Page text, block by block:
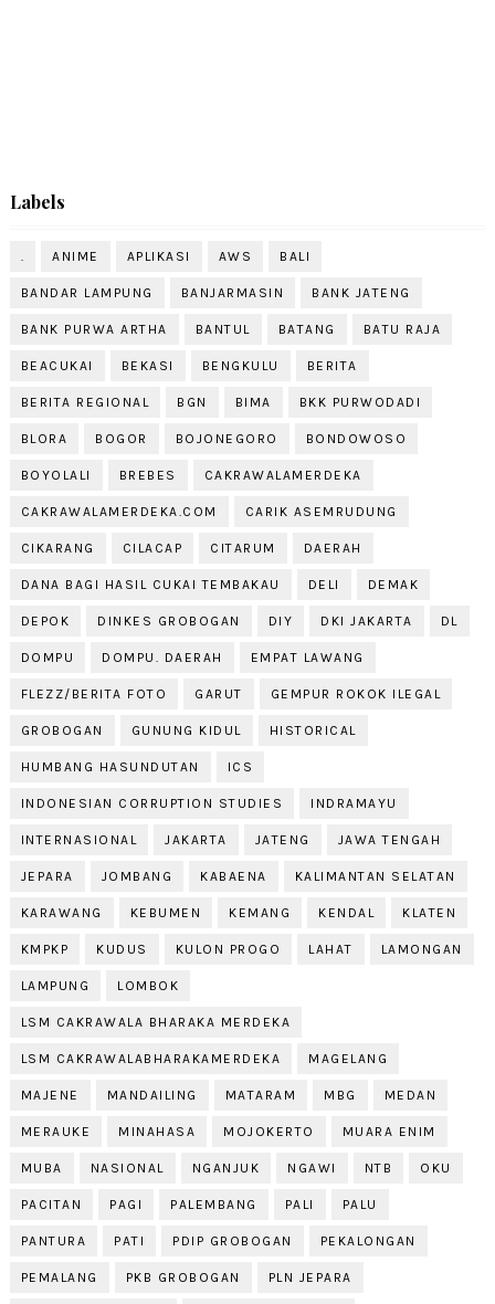
Labels
ANIME APLIKASI AWS BALI
BANDAR LAMPUNG BANJARMASIN BANK JATENG
BANK PURWA ARTHA BANTUL BATANG BATU RAJA
BEACUKAI BEKASI BENGKULU BERITA
BERITA REGIONAL BGN BIMA BKK PURWODADI
BLORA BOGOR BOJONEGORO BONDOWOSO
BOYOLALI BREBES CAKRAWALAMERDEKA
CAKRAWALAMERDEKA.COM CARIK ASEMRUDUNG
CIKARANG CILACAP CITARUM DAERAH
DANA BAGI HASIL CUKAI TEMBAKAU DELI DEMAK
DEPOK DINKES GROBOGAN DIY DKI JAKARTA DL
DOMPU DOMPU. DAERAH EMPAT LAWANG
FLEZZ/BERITA FOTO GARUT GEMPUR ROKOK ILEGAL
GROBOGAN GUNUNG KIDUL HISTORICAL
HUMBANG HASUNDUTAN ICS
INDONESIAN CORRUPTION STUDIES INDRAMAYU
INTERNASIONAL JAKARTA JATENG JAWA TENGAH
JEPARA JOMBANG KABAENA KALIMANTAN SELATAN
KARAWANG KEBUMEN KEMANG KENDAL KLATEN
KMPKP KUDUS KULON PROGO LAHAT LAMONGAN
LAMPUNG LOMBOK
LSM CAKRAWALA BHARAKA MERDEKA
LSM CAKRAWALABHARAKAMERDEKA MAGELANG
MAJENE MANDAILING MATARAM MBG MEDAN
MERAUKE MINAHASA MOJOKERTO MUARA ENIM
MUBA NASIONAL NGANJUK NGAWI NTB OKU
PACITAN PAGI PALEMBANG PALI PALU
PANTURA PATI PDIP GROBOGAN PEKALONGAN
PEMALANG PKB GROBOGAN PLN JEPARA